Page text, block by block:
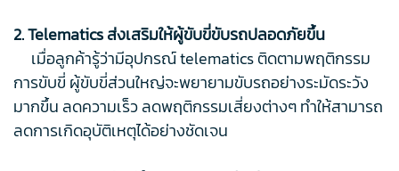
2. Telematics ส่งเสริมให้ผู้ขับขี่ขับรถปลอดภัยขึ้น
เมื่อลูกค้ารู้ว่ามีอุปกรณ์ telematics ติดตามพฤติกรรม
การขับขี่ ผู้ขับขี่ส่วนใหญ่จะพยายามขับรถอย่างระมัดระวัง
มากขึ้น ลดความเร็ว ลดพฤติกรรมเสี่ยงต่างๆ ทำให้สามารถ
ลดการเกิดอุบัติเหตุได้อย่างชัดเจน